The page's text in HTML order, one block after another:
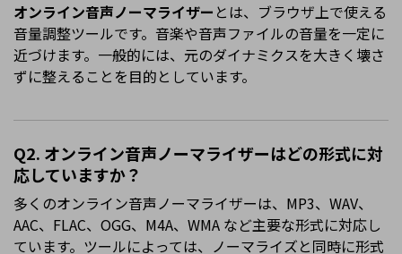
オンライン音声ノーマライザー とは、ブラウザ上で使える
音量調整ツールです。音楽や音声ファイルの音量を一定に
近づけます。一般的には、元のダイナミクスを大きく壊さ
ずに整えることを目的としています。
Q2. オンライン音声ノーマライザーはどの形式に対
応していますか？
多くのオンライン音声ノーマライザーは、MP3、WAV、
AAC、FLAC、OGG、M4A、WMA など主要な形式に対応し
ています。ツールによっては、ノーマライズと同時に形式